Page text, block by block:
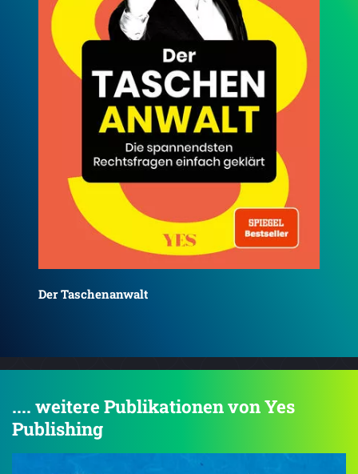
Welches Recht gilt bei Mord im Weltraum?
.... weitere Publikationen von Yes
Publishing